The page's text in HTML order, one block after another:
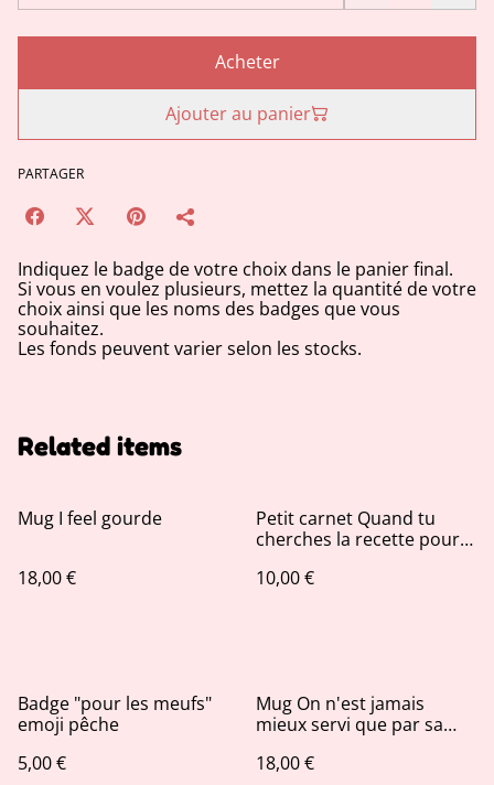
Acheter
Ajouter au panier
PARTAGER
Indiquez le badge de votre choix dans le panier final.
Si vous en voulez plusieurs, mettez la quantité de votre
choix ainsi que les noms des badges que vous
souhaitez.
Les fonds peuvent varier selon les stocks.
Related items
Mug I feel gourde
18,00 €
Petit carnet Quand tu
cherches la recette pour
10,00 €
Badge "pour les meufs"
emoji pêche
5,00 €
Mug On n'est jamais
mieux servi que par sa
18,00 €